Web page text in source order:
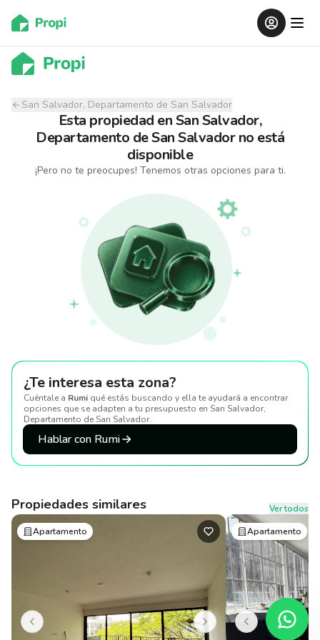
San Salvador, Departamento de San Salvador
Esta propiedad enSan Salvador,
Departamento de San Salvador no está
disponible
¡Pero no te preocupes! Tenemos otras opciones para ti.
¿Te interesa esta zona?
Cuéntale a Rumi qué estás buscando y ella te ayudará a encontrar
opciones que se adapten a tu presupuesto en San Salvador,
Departamento de San Salvador.
Hablar con Rumi
Propiedades similares
Ver todos
Apartamento
Apartamento